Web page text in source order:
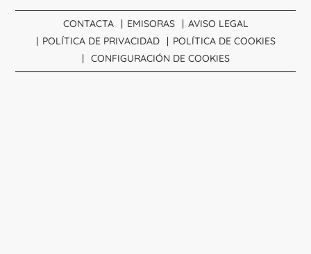
CONTACTA EMISORAS
AVISO LEGAL
POLÍTICA DE PRIVACIDAD
POLÍTICA DE COOKIES
CONFIGURACIÓN DE COOKIES